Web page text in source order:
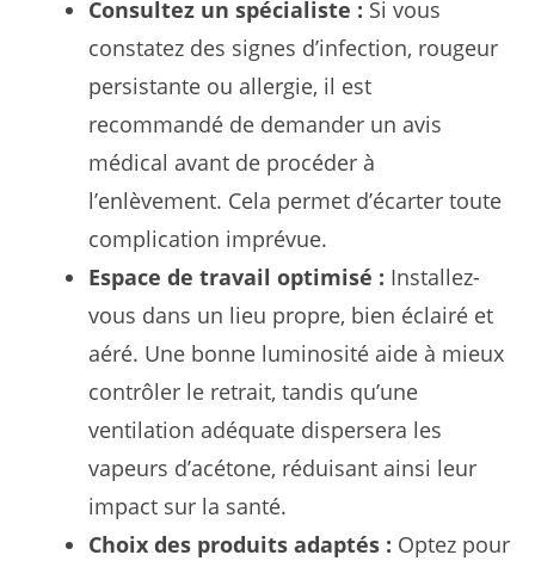
Consultez un spécialiste : Si vous
constatez des signes d’infection, rougeur
persistante ou allergie, il est
recommandé de demander un avis
médical avant de procéder à
l’enlèvement. Cela permet d’écarter toute
complication imprévue.
Espace de travail optimisé : Installez-
vous dans un lieu propre, bien éclairé et
aéré. Une bonne luminosité aide à mieux
contrôler le retrait, tandis qu’une
ventilation adéquate dispersera les
vapeurs d’acétone, réduisant ainsi leur
impact sur la santé.
Choix des produits adaptés : Optez pour